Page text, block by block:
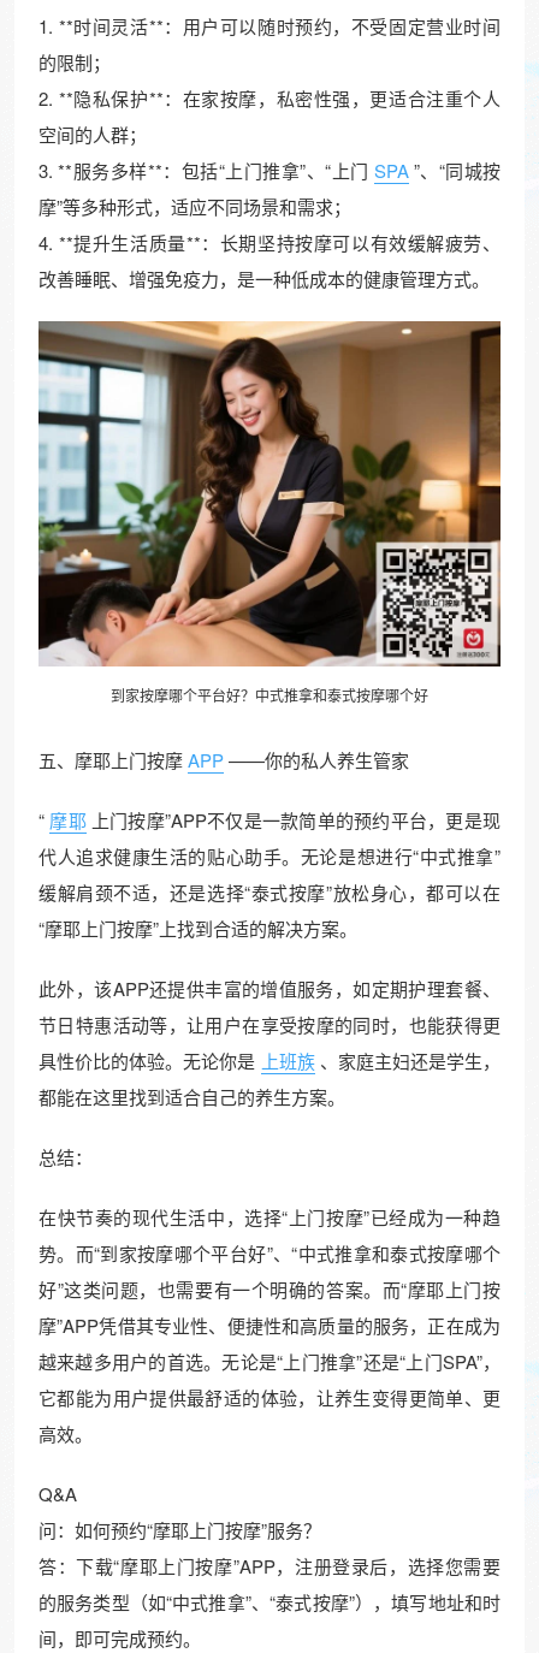
1. **时间灵活**：用户可以随时预约，不受固定营业时间
的限制；
2. **隐私保护**：在家按摩，私密性强，更适合注重个人
空间的人群；
3. **服务多样**：包括“上门推拿”、“上门 SPA ”、“同城按
摩”等多种形式，适应不同场景和需求；
4. **提升生活质量**：长期坚持按摩可以有效缓解疲劳、
改善睡眠、增强免疫力，是一种低成本的健康管理方式。
到家按摩哪个平台好？中式推拿和泰式按摩哪个好
五、摩耶上门按摩APP——你的私人养生管家
“ 摩耶 上门按摩”APP不仅是一款简单的预约平台，更是现
代人追求健康生活的贴心助手。无论是想进行“中式推拿”
缓解肩颈不适，还是选择“泰式按摩”放松身心，都可以在
“摩耶上门按摩”上找到合适的解决方案。
此外，该APP还提供丰富的增值服务，如定期护理套餐、
节日特惠活动等，让用户在享受按摩的同时，也能获得更
具性价比的体验。无论你是 上班族 、家庭主妇还是学生，
都能在这里找到适合自己的养生方案。
总结：
在快节奏的现代生活中，选择“上门按摩”已经成为一种趋
势。而“到家按摩哪个平台好”、“中式推拿和泰式按摩哪个
好”这类问题，也需要有一个明确的答案。而“摩耶上门按
摩”APP凭借其专业性、便捷性和高质量的服务，正在成为
越来越多用户的首选。无论是“上门推拿”还是“上门SPA”，
它都能为用户提供最舒适的体验，让养生变得更简单、更
高效。
Q&A
问：如何预约“摩耶上门按摩”服务？
答：下载“摩耶上门按摩”APP，注册登录后，选择您需要
的服务类型（如“中式推拿”、“泰式按摩”），填写地址和时
间，即可完成预约。